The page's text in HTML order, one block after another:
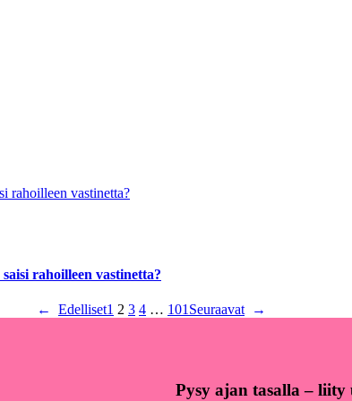
rahoilleen vastinetta?
← Edelliset1 2 3 4 … 101 Seuraavat →
Pysy ajan tasalla – liity